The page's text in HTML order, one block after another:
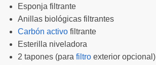
Esponja filtrante
Anillas biológicas filtrantes
Carbón activo filtrante
Esterilla niveladora
2 tapones (para filtro exterior opcional)